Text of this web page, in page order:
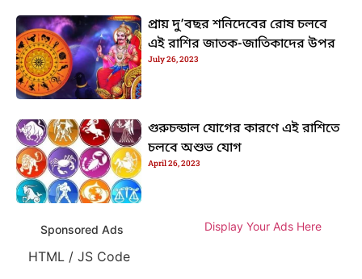
প্রায় দু’বছর শনিদেবের রোষ চলবে
এই রাশির জাতক-জাতিকাদের উপর
July 26, 2023
গুরুচন্ডাল যোগের কারণে এই রাশিতে
চলবে অশুভ যোগ
April 26, 2023
Sponsored Ads Display Your Ads Here
HTML / JS Code